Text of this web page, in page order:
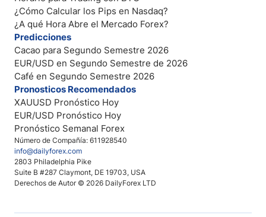
Número de Compañía: 611928540
info@dailyforex.com
2803 Philadelphia Pike
Suite B #287 Claymont, DE 19703, USA
Derechos de Autor © 2026 DailyForex LTD
¿Cómo Calcular los Pips en Nasdaq?
¿A qué Hora Abre el Mercado Forex?
Predicciones
Cacao para Segundo Semestre 2026
EUR/USD en Segundo Semestre de 2026
Café en Segundo Semestre 2026
Pronosticos Recomendados
XAUUSD Pronóstico Hoy
EUR/USD Pronóstico Hoy
Pronóstico Semanal Forex